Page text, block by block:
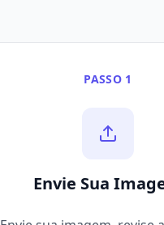
PASSO 1
Envie Sua